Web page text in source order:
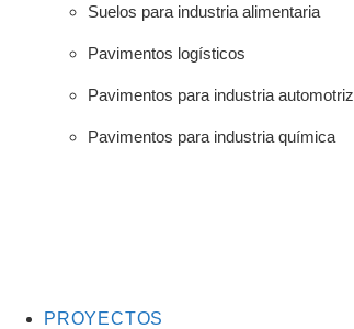
Suelos para industria alimentaria
Pavimentos logísticos
Pavimentos para industria automotriz
Pavimentos para industria química
PROYECTOS